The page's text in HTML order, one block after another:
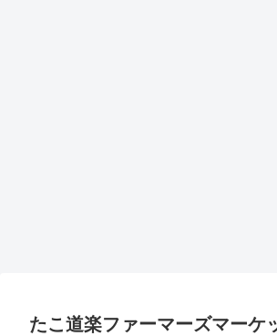
たこ道楽ファーマーズマーケ